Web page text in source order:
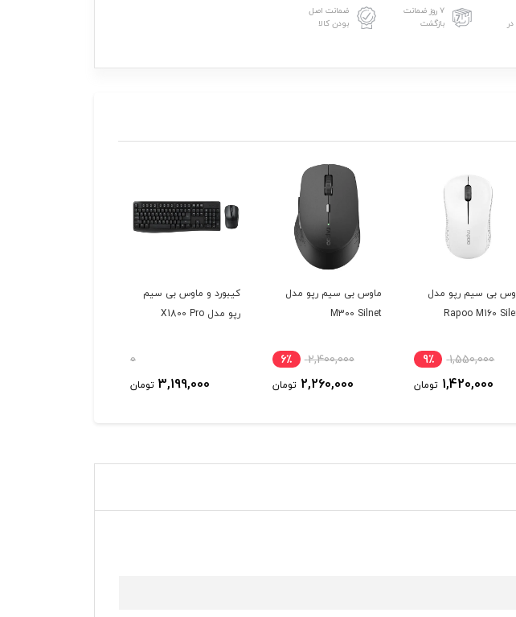
۷ روز ضمانت
بازگشت
ضمانت اصل
بودن کالا
بی سیم رپو مدل
Rapoo M160
1,550,000 9٪
1,420,000 تومان
ماوس بی سیم رپو مدل
M300 Silnet
2,400,000 6٪
2,260,000 تومان
کیبورد و ماوس بی سیم
رپو مدل X1800 Pro
0
3,199,000 تومان